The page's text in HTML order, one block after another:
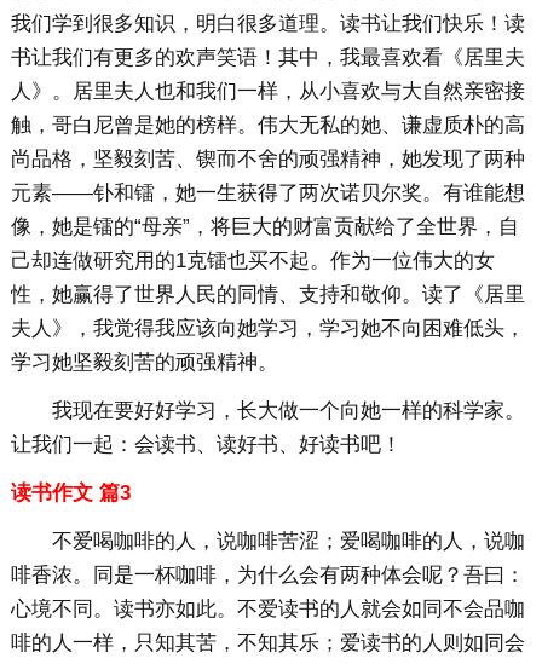
我们学到很多知识，明白很多道理。读书让我们快乐！读
书让我们有更多的欢声笑语！其中，我最喜欢看《居里夫
人》。居里夫人也和我们一样，从小喜欢与大自然亲密接
触，哥白尼曾是她的榜样。伟大无私的她、谦虚质朴的高
尚品格，坚毅刻苦、锲而不舍的顽强精神，她发现了两种
元素——钋和镭，她一生获得了两次诺贝尔奖。有谁能想
像，她是镭的“母亲”，将巨大的财富贡献给了全世界，自
己却连做研究用的1克镭也买不起。作为一位伟大的女
性，她赢得了世界人民的同情、支持和敬仰。读了《居里
夫人》，我觉得我应该向她学习，学习她不向困难低头，
学习她坚毅刻苦的顽强精神。
我现在要好好学习，长大做一个向她一样的科学家。
让我们一起：会读书、读好书、好读书吧！
读书作文 篇3
不爱喝咖啡的人，说咖啡苦涩；爱喝咖啡的人，说咖
啡香浓。同是一杯咖啡，为什么会有两种体会呢？吾曰：
心境不同。读书亦如此。不爱读书的人就会如同不会品咖
啡的人一样，只知其苦，不知其乐；爱读书的人则如同会